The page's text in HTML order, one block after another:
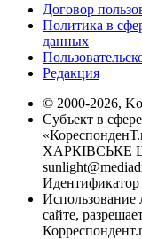
Договор
Политика в
данных
Редакция
© 2000-2026,
Субъект в
ХАРКІВСЬКЕ
сайте,